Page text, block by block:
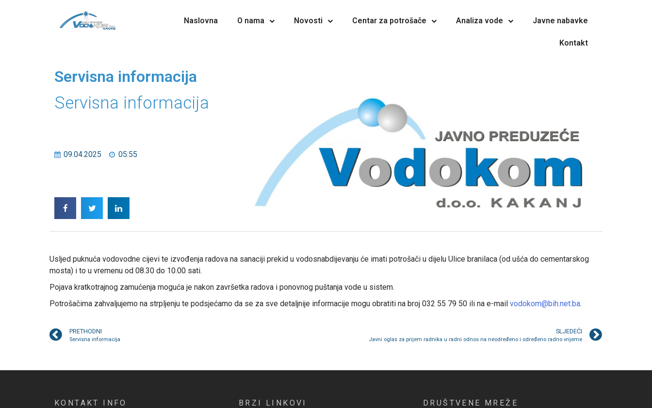
Naslovna O nama Novosti Centar za potrošače Analiza vode Javne nabavke
Kontakt
Servisna informacija
Servisna informacija
09.04.2025 05:55
Usljed puknuća vodovodne cijevi te izvođenja radova na sanaciji prekid u vodosnabdijevanju će imati potrošači u dijelu Ulice branilaca (od ušća do cementarskog
mosta) i to u vremenu od 08.30 do 10.00 sati.
Pojava kratkotrajnog zamućenja moguća je nakon završetka radova i ponovnog puštanja vode u sistem.
Potrošačima zahvaljujemo na strpljenju te podsjećamo da se za sve detaljnije informacije mogu obratiti na broj 032 55 79 50 ili na e-mail vodokom@bih.net.ba.
PRETHODNI
Servisna informacija
SLJEDEĆI
Javni oglas za prijem radnika u radni odnos na neodređeno i određeno radno vrijeme
KONTAKT INFO BRZI LINKOVI DRUŠTVENE MREŽE